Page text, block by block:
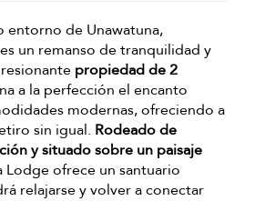
entorno de Unawatuna,
un remanso de tranquilidad y
propiedad de 2
a la perfección el encanto
modernas, ofreciendo a
sin igual. Rodeado de
y situado sobre un paisaje
Lodge ofrece un santuario
relajarse y volver a conectar